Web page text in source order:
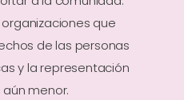
que
de las personas
y la representación
menor.